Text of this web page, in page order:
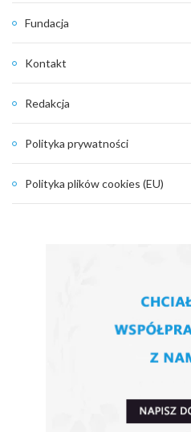
Fundacja
Kontakt
Redakcja
Polityka prywatności
Polityka plików cookies (EU)